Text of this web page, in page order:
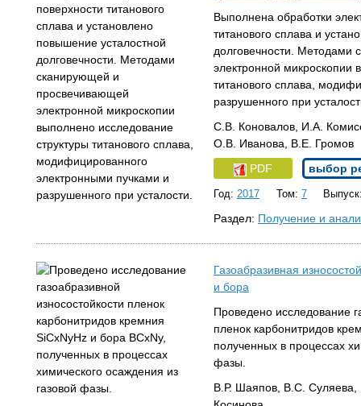
Выполнена обработки
титанового сплава и
долговечности.
электронной микроскопии
титанового сплава,
разрушенного при
С.В. Коновалов, И.А.
О.В. Иванова, В.Е. Громов
PDF
выбор
Год: 2017 Том: 7
Раздел: Получение и
Газоабразивная
и бора
Проведено исследование
пленок карбонитридов
полученных в процессах
фазы.
В.Р. Шаяпов, В.С.